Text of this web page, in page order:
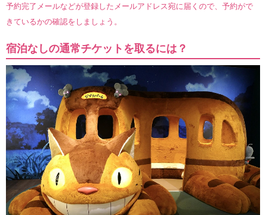
予約完了メールなどが登録したメールアドレス宛に届くので、予約がで
きているかの確認をしましょう。
宿泊なしの通常チケットを取るには？